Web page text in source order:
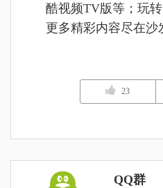
酷视频TV版等；玩
更多精彩内容尽在沙
23
QQ群